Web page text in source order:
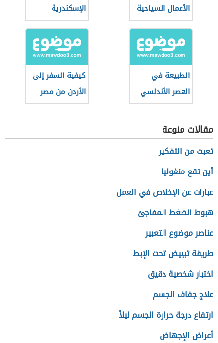
الأعمال السياحية
الإسكندرية
الطبيعة في
العصر الأندلسي
كيفية السفر إلى
الأردن من مصر
للعمل
مقالات منوعة
تعبت من التفكير
أين تقع منغوليا
عبارات عن الإخلاص في العمل
هبوط الضغط المفاجئ
عناصر موضوع التعبير
طريقة تبييض تحت الإبط
اختبار شخصية دقيق
علاج جفاف الجسم
ارتفاع درجة حرارة الجسم ليلاً
أعراض الإجهاض